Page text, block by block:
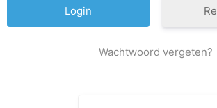
Wachtwoord vergeten?